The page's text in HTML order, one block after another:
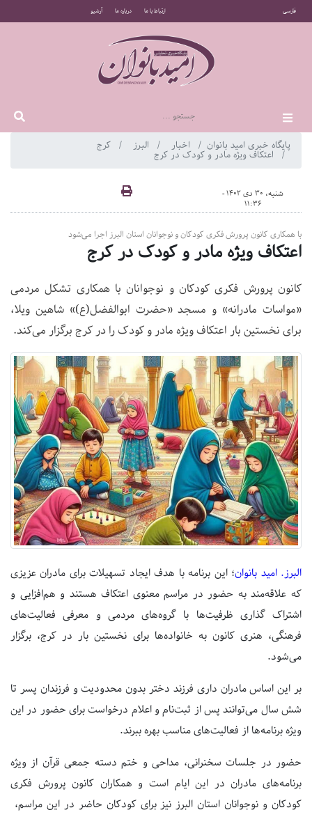
فارسی ارتباط با ما درباره ما آرشیو
پایگاه خبری امید بانوان اخبار البرز کرج
اعتکاف ویژه‌ مادر و کودک در کرج
شنبه، 30 دی 1402 -
11:36
با همکاری کانون پرورش فکری کودکان و نوجوانان استان البرز اجرا می‌شود
اعتکاف ویژه‌ مادر و کودک در کرج
کانون پرورش فکری کودکان و نوجوانان با همکاری تشکل مردمی
«مواسات مادرانه» و مسجد «حضرت ابوالفضل(ع)» شاهین ویلا،
برای نخستین بار اعتکاف ویژه‌ مادر و کودک را در کرج برگزار می‌کند.
البرز. امید بانوان؛ این برنامه با هدف ایجاد تسهیلات برای مادران عزیزی
که علاقه‌مند به حضور در مراسم معنوی اعتکاف هستند و هم‌افزایی و
اشتراک گذاری ظرفیت‌ها با گروه‌های مردمی و معرفی فعالیت‌های
فرهنگی، هنری کانون به خانواده‌ها برای نخستین بار در کرج، برگزار
می‌شود.
بر این اساس مادران داری فرزند دختر بدون محدودیت و فرزندان پسر تا
شش سال می‌توانند پس از ثبت‌نام و اعلام درخواست برای حضور در این
ویژه برنامه‌ها از فعالیت‌های مناسب بهره ببرند.
حضور در جلسات سخنرانی، مداحی و ختم دسته جمعی قرآن از ویژه
برنامه‌های مادران در این ایام است و همکاران کانون پرورش فکری
کودکان و نوجوانان استان البرز نیز برای کودکان حاضر در این مراسم،